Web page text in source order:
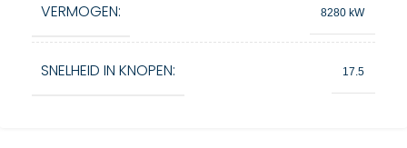
VERMOGEN: 8280 kW
SNELHEID IN KNOPEN: 17.5